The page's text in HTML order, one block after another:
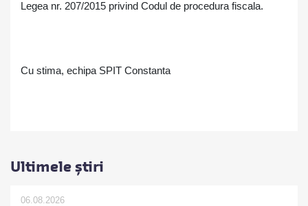
Legea nr. 207/2015 privind Codul de procedura fiscala.
Cu stima, echipa SPIT Constanta
Ultimele știri
06.08.2026